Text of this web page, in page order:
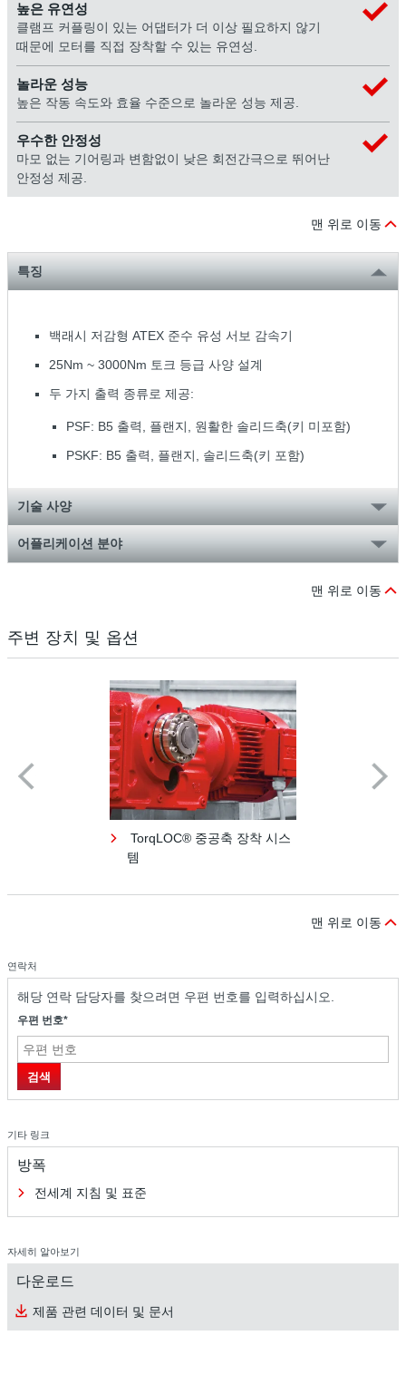
높은 유연성
클램프 커플링이 있는 어댑터가 더 이상 필요하지 않기
때문에 모터를 직접 장착할 수 있는 유연성.
놀라운 성능
높은 작동 속도와 효율 수준으로 놀라운 성능 제공.
우수한 안정성
마모 없는 기어링과 변함없이 낮은 회전간극으로 뛰어난
안정성 제공.
맨 위로 이동
특징
백래시 저감형 ATEX 준수 유성 서보 감속기
25Nm ~ 3000Nm 토크 등급 사양 설계
두 가지 출력 종류로 제공:
PSF: B5 출력, 플랜지, 원활한 솔리드축(키 미포함)
PSKF: B5 출력, 플랜지, 솔리드축(키 포함)
기술 사양
어플리케이션 분야
맨 위로 이동
주변 장치 및 옵션
TorqLOC® 중공축 장착 시스
템
맨 위로 이동
연락처
해당 연락 담당자를 찾으려면 우편 번호를 입력하십시오.
우편 번호*
검색
기타 링크
방폭
전세계 지침 및 표준
자세히 알아보기
다운로드
제품 관련 데이터 및 문서